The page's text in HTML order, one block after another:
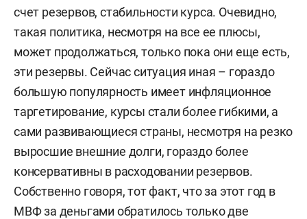
счет резервов, стабильности курса. Очевидно,
такая политика, несмотря на все ее плюсы,
может продолжаться, только пока они еще есть,
эти резервы. Сейчас ситуация иная – гораздо
большую популярность имеет инфляционное
таргетирование, курсы стали более гибкими, а
сами развивающиеся страны, несмотря на резко
выросшие внешние долги, гораздо более
консервативны в расходовании резервов.
Собственно говоря, тот факт, что за этот год в
МВФ за деньгами обратилось только две